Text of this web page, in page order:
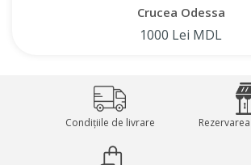
Crucea Odessa
1000 Lei MDL
Condițiile de livrare